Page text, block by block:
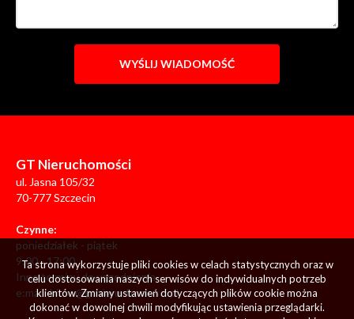
GT Nieruchomości
ul. Jasna 105/32
70-777 Szczecin
Czynne:
poniedziałek - piątek
9:00 - 17:00
Inne terminy do uzgodnienia
e:mail:biuro@gtnieruchomosci.pl
Ta strona wykorzystuje pliki cookies w celach statystycznych oraz w
celu dostosowania naszych serwisów do indywidualnych potrzeb
klientów. Zmiany ustawień dotyczących plików cookie można
dokonać w dowolnej chwili modyfikując ustawienia przeglądarki.